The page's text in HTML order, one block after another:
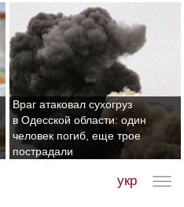
Враг атаковал сухогруз
в Одесской области: один
человек погиб, еще трое
пострадали
укр